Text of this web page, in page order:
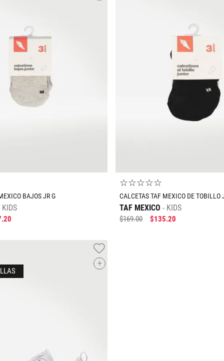
Tallas Accesorios
AGREGAR AL CARRITO
BAJOS JR G
KIDS
.20
☆☆☆☆☆
CALCETAS TAF MEXICO DE TOBILLO
TAF MEXICO KIDS
$169.00 $135.20
+